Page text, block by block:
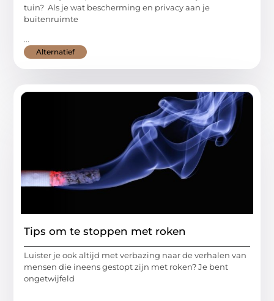
tuin? Als je wat bescherming en privacy aan je
buitenruimte
...
Alternatief
Tips om te stoppen met roken
Luister je ook altijd met verbazing naar de verhalen van
mensen die ineens gestopt zijn met roken? Je bent
ongetwijfeld
...